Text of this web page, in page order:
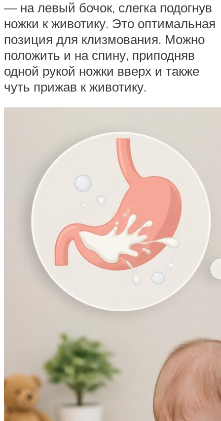
— на левый бочок, слегка подогнув
ножки к животику. Это оптимальная
позиция для клизмования. Можно
положить и на спину, приподняв
одной рукой ножки вверх и также
чуть прижав к животику.